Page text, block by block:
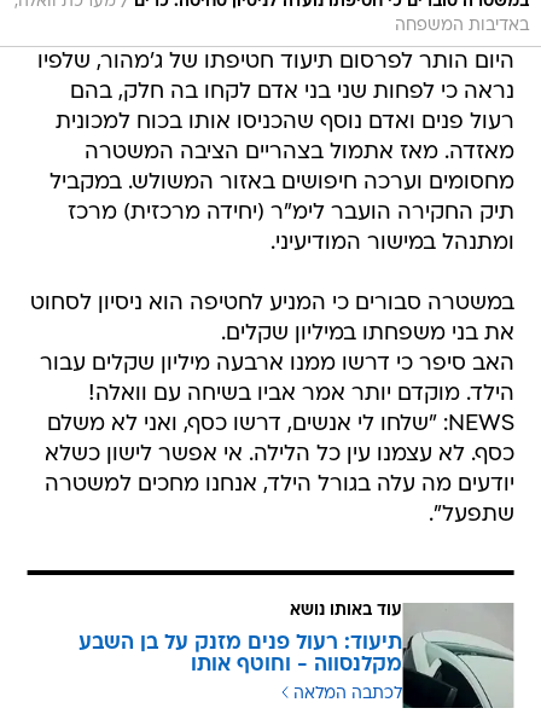
באדיבות המשפחה
היום הותר לפרסום תיעוד חטיפתו של ג'מהור, שלפיו
נראה כי לפחות שני בני אדם לקחו בה חלק, בהם
רעול פנים ואדם נוסף שהכניסו אותו בכוח למכונית
מאזדה. מאז אתמול בצהריים הציבה המשטרה
מחסומים וערכה חיפושים באזור המשולש. במקביל
תיק החקירה הועבר לימ"ר (יחידה מרכזית) מרכז
ומתנהל במישור המודיעיני.
במשטרה סבורים כי המניע לחטיפה הוא ניסיון לסחוט
את בני משפחתו במיליון שקלים.
האב סיפר כי דרשו ממנו ארבעה מיליון שקלים עבור
הילד. מוקדם יותר אמר אביו בשיחה עם וואלה!
NEWS: "שלחו לי אנשים, דרשו כסף, ואני לא משלם
כסף. לא עצמנו עין כל הלילה. אי אפשר לישון כשלא
יודעים מה עלה בגורל הילד, אנחנו מחכים למשטרה
שתפעל".
עוד באותו נושא
תיעוד: רעול פנים מזנק על בן השבע
מקלנסווה - וחוטף אותו
לכתבה המלאה